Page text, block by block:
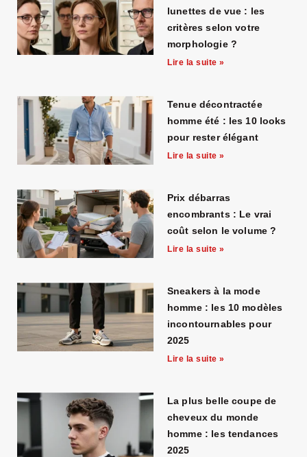
lunettes de vue : les
critères selon votre
morphologie ?
Lire la suite »
Tenue décontractée
homme été : les 10 looks
pour rester élégant
Lire la suite »
Prix débarras
encombrants : Le vrai
coût selon le volume ?
Lire la suite »
Sneakers à la mode
homme : les 10 modèles
incontournables pour
2025
Lire la suite »
La plus belle coupe de
cheveux du monde
homme : les tendances
2025